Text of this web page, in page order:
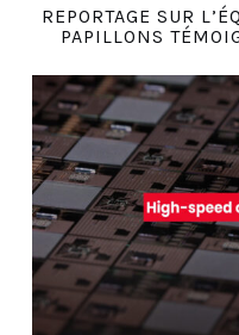
REPORTAGE SUR
PAPILLONS